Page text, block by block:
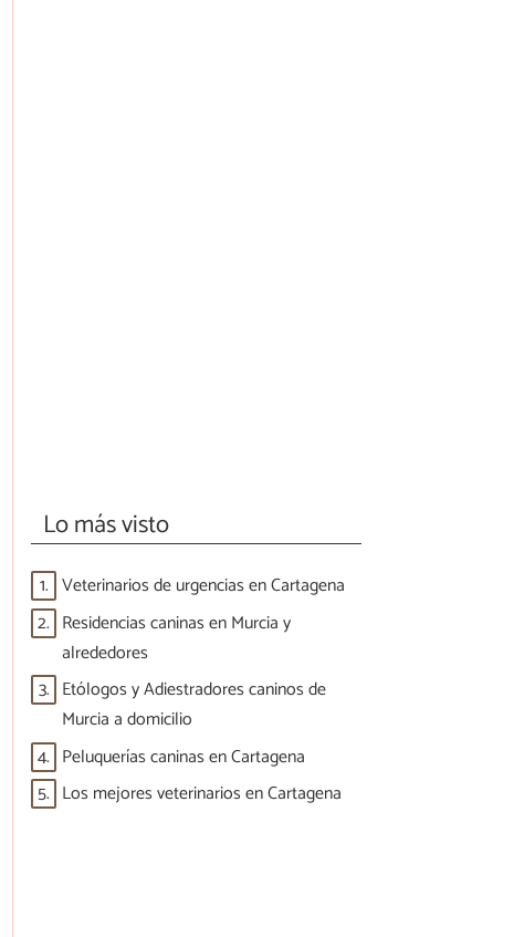
Lo más visto
1. Veterinarios de urgencias en Cartagena
2. Residencias caninas en Murcia y
alrededores
3. Etólogos y Adiestradores caninos de
Murcia a domicilio
4. Peluquerías caninas en Cartagena
5. Los mejores veterinarios en Cartagena